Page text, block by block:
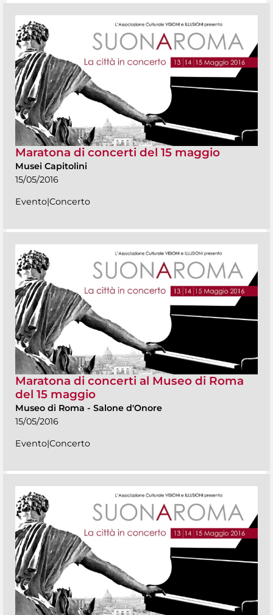
Maratona di concerti del 15 maggio
Musei Capitolini
15/05/2016
Evento|Concerto
Maratona di concerti al Museo di Roma
del 15 maggio
Museo di Roma - Salone d'Onore
15/05/2016
Evento|Concerto